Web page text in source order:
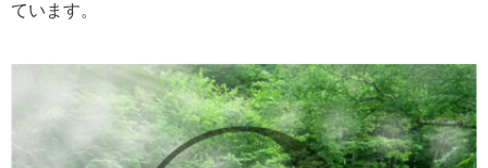
ています。